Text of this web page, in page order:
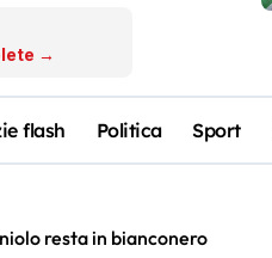
→
flash Politica Sport
resta in bianconero